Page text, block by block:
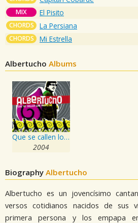
MIX El Pisito
CHORDS La Persiana
CHORDS Mi Estrella
Albertucho Albums
Que se callen los profetas
2004
Biography Albertucho
Albertucho es un jovencísimo
versos cotidianos nacidos de sus
primera persona y los empapa